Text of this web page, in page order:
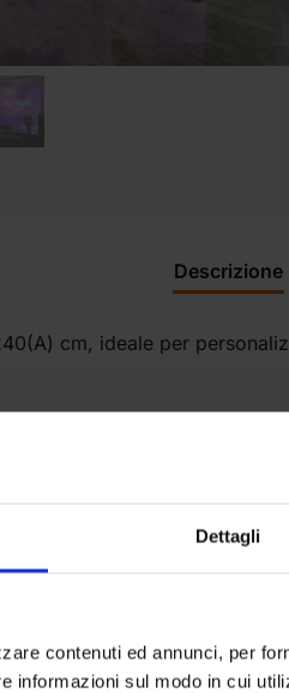
Dettagli
contenuti ed annunci, per
informazioni sul modo in cui
Descrizione
cm, ideale per
in alluminio che si
sulla struttura.
di robusti piedi per
a noleggio strutture da